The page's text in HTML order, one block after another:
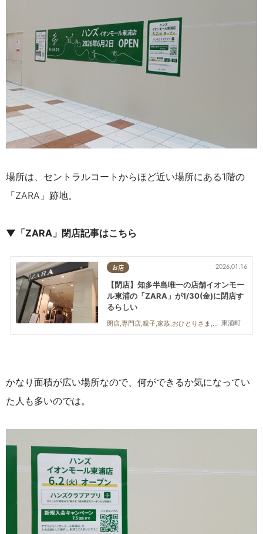
場所は、セントラルコートからほど近い場所にある1階の
「ZARA」跡地。
▼「ZARA」閉店記事はこちら
お店
東浦町
2026.01.16
【閉店】知多半島唯一の店舗イオンモー
ル東浦の「ZARA」が1/30(金)に閉店す
るらしい
閉店,専門店,親子,家族,おひとりさま,友人
かなり面積が広い場所なので、何ができるか気になってい
た人も多いのでは。